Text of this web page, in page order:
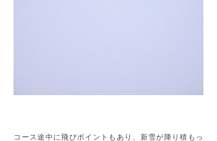
コース途中に飛びポイントもあり、新雪が降り積もっ